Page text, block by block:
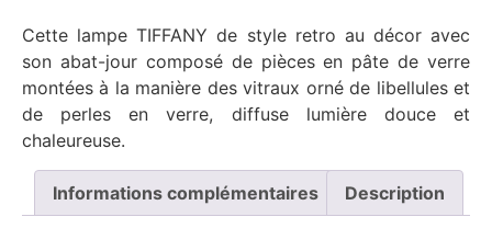
Cette lampe TIFFANY de style retro au décor avec
son abat-jour composé de pièces en pâte de verre
montées à la manière des vitraux orné de libellules et
de perles en verre, diffuse lumière douce et
chaleureuse.
Informations complémentaires Description